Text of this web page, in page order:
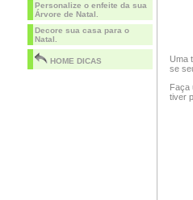
Personalize o enfeite da sua
Árvore de Natal.
Decore sua casa para o
Natal.
HOME DICAS
Uma
se
Faça
tiver